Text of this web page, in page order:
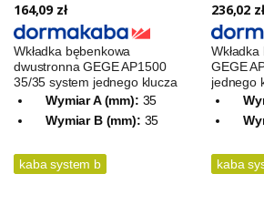
164,09 zł
Wkładka bębenkowa
dwustronna GEGE AP1500
35/35 system jednego klucza
Wymiar A (mm): 35
Wymiar B (mm): 35
kaba system b
236,02 zł
GEGE
jednego
kaba